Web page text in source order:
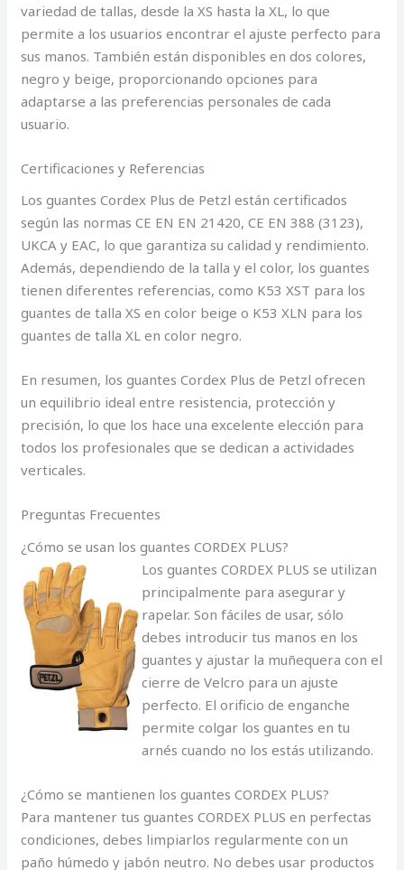
variedad de tallas, desde la XS hasta la XL, lo que
permite a los usuarios encontrar el ajuste perfecto para
sus manos. También están disponibles en dos colores,
negro y beige, proporcionando opciones para
adaptarse a las preferencias personales de cada
usuario.
Certificaciones y Referencias
Los guantes Cordex Plus de Petzl están certificados
según las normas CE EN EN 21420, CE EN 388 (3123),
UKCA y EAC, lo que garantiza su calidad y rendimiento.
Además, dependiendo de la talla y el color, los guantes
tienen diferentes referencias, como K53 XST para los
guantes de talla XS en color beige o K53 XLN para los
guantes de talla XL en color negro.
En resumen, los guantes Cordex Plus de Petzl ofrecen
un equilibrio ideal entre resistencia, protección y
precisión, lo que los hace una excelente elección para
todos los profesionales que se dedican a actividades
verticales.
Preguntas Frecuentes
¿Cómo se usan los guantes CORDEX PLUS?
Los guantes CORDEX PLUS se utilizan
principalmente para asegurar y
rapelar. Son fáciles de usar, sólo
debes introducir tus manos en los
guantes y ajustar la muñequera con el
cierre de Velcro para un ajuste
perfecto. El orificio de enganche
permite colgar los guantes en tu
arnés cuando no los estás utilizando.
¿Cómo se mantienen los guantes CORDEX PLUS?
Para mantener tus guantes CORDEX PLUS en perfectas
condiciones, debes limpiarlos regularmente con un
paño húmedo y jabón neutro. No debes usar productos